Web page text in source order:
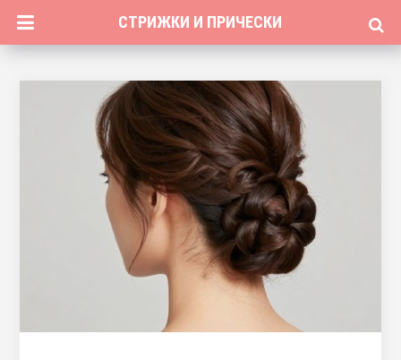
СТРИЖКИ И ПРИЧЕСКИ